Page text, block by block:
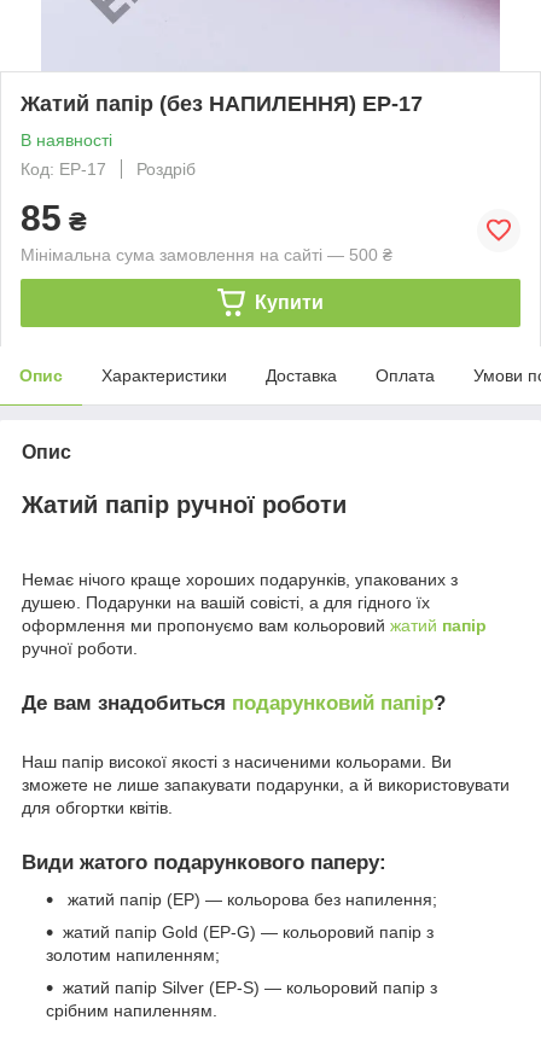
Жатий папір (без НАПИЛЕННЯ) ЕР-17
В наявності
Код: EP-17
Роздріб
85 ₴
Мінімальна сума замовлення на сайті — 500 ₴
Купити
Опис Характеристики Доставка Оплата Умови
Опис
Жатий папір ручної роботи
Немає нічого краще хороших подарунків, упакованих з
душею. Подарунки на вашій совісті, а для гідного їх
оформлення ми пропонуємо вам кольоровий жатий папір
ручної роботи.
Де вам знадобиться подарунковий папір?
Наш папір високої якості з насиченими кольорами. Ви
зможете не лише запакувати подарунки, а й використовувати
для обгортки квітів.
Види жатого подарункового паперу:
жатий папір (EP) — кольорова без напилення;
жатий папір Gold (EP-G) — кольоровий папір з
золотим напиленням;
жатий папір Silver (EP-S) — кольоровий папір з
срібним напиленням.